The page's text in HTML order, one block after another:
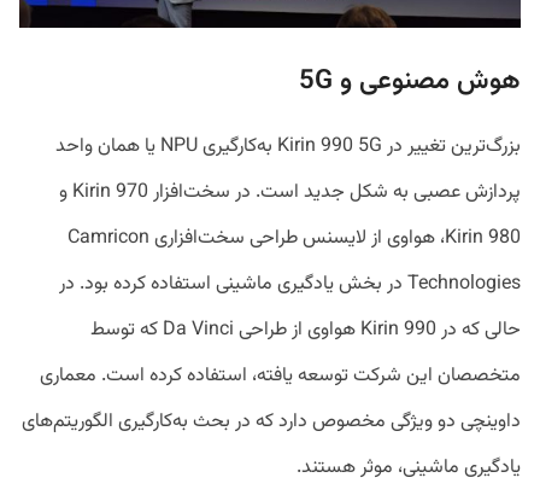
هوش مصنوعی و 5G
بزرگ‌ترین تغییر در Kirin 990 5G به‌کارگیری NPU یا همان واحد
پردازش عصبی به شکل جدید است. در سخت‌افزار Kirin 970 و
Kirin 980، هواوی از لایسنس طراحی سخت‌افزاری Camricon
Technologies در بخش یادگیری ماشینی استفاده کرده بود. در
حالی که در Kirin 990 هواوی از طراحی Da Vinci که توسط
متخصصان این شرکت توسعه یافته، استفاده کرده است. معماری
داوینچی دو ویژگی مخصوص دارد که در بحث به‌کارگیری الگوریتم‌های
یادگیری ماشینی، موثر هستند.